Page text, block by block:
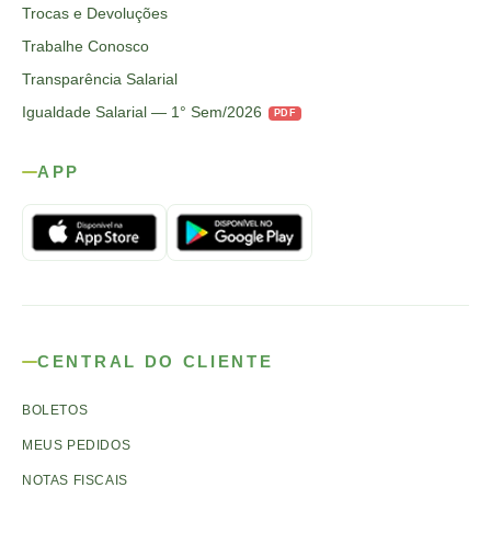
Trocas e Devoluções
Trabalhe Conosco
Transparência Salarial
Igualdade Salarial — 1° Sem/2026
PDF
APP
CENTRAL DO CLIENTE
BOLETOS
MEUS PEDIDOS
NOTAS FISCAIS